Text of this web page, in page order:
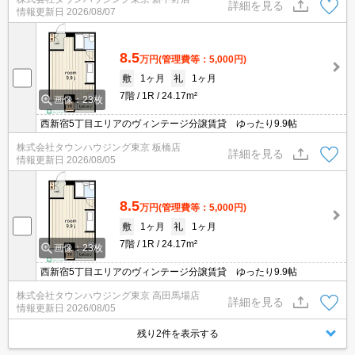
情報更新日 2026/08/07
詳細を見る
画像：23枚
8.5万円(管理費等：5,000円)
敷
1ヶ月 礼
1ヶ月
7階
1R 24.17m²
西新宿5丁目エリアのヴィンテージ分譲賃貸 ゆったり9.9帖
株式会社タウンハウジング東京 板橋店
情報更新日 2026/08/05
詳細を見る
画像：23枚
8.5万円(管理費等：5,000円)
敷
1ヶ月 礼
1ヶ月
7階
1R 24.17m²
西新宿5丁目エリアのヴィンテージ分譲賃貸 ゆったり9.9帖
株式会社タウンハウジング東京 高田馬場店
情報更新日 2026/08/05
詳細を見る
残り2件を表示する